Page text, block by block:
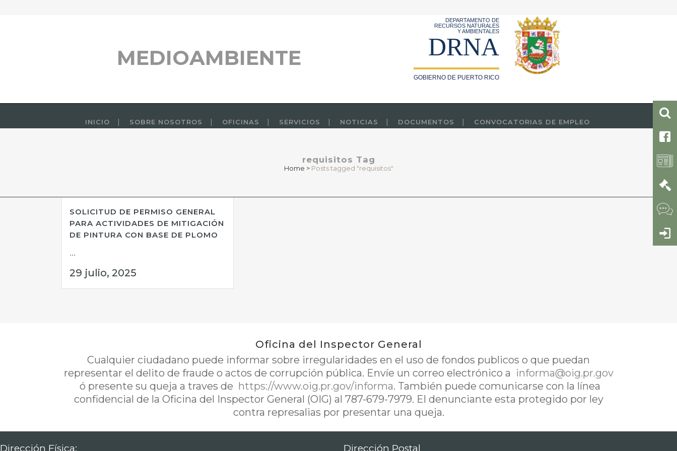
MEDIOAMBIENTE
DEPARTAMENTO DE
RECURSOS NATURALES
Y AMBIENTALES
DRNA
GOBIERNO DE PUERTO RICO
INICIO SOBRE NOSOTROS OFICINAS SERVICIOS NOTICIAS DOCUMENTOS CONVOCATORIAS DE EMPLEO
requisitos Tag
Home > Posts tagged "requisitos"
SOLICITUD DE PERMISO GENERAL
PARA ACTIVIDADES DE MITIGACIÓN
DE PINTURA CON BASE DE PLOMO
...
29 julio, 2025
Oficina del Inspector General
Cualquier ciudadano puede informar sobre irregularidades en el uso de fondos publicos o que puedan
representar el delito de fraude o actos de corrupción pública. Envíe un correo electrónico a informa@oig.pr.gov
ó presente su queja a traves de https://www.oig.pr.gov/informa. También puede comunicarse con la línea
confidencial de la Oficina del Inspector General (OIG) al 787-679-7979. El denunciante esta protegido por ley
contra represalias por presentar una queja.
Dirección Física: Dirección Postal